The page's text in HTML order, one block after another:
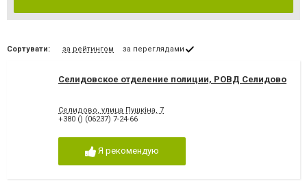
Сортувати: за рейтингом за переглядами
Селидовское отделение полиции, РОВД Селидово
Селидово, улица Пушкіна, 7
+380 () (06237) 7-24-66
Я рекомендую